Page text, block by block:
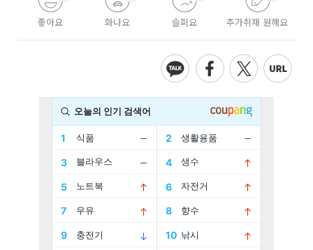
좋아요 화나요 슬퍼요 추가취재 원해요